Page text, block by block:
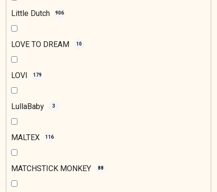
Little Dutch 906
LOVE TO DREAM 10
LOVI 179
LullaBaby 3
MALTEX 116
MATCHSTICK MONKEY 88